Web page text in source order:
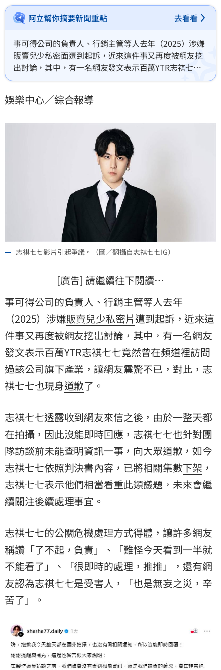
阿立幫你摘要新聞重點 去看看
事可得公司的負責人、行銷主管等人去年（2025）涉嫌
販賣兒少私密面遭到起訴，近來這件事又再度被網友挖
出討論，其中，有一名網友發文表示百萬YTR志祺七七
竟然曾在頻道裡訪問過該公司，讓網友呼籲震驚不已，
片。蔡佩伶報導
娛樂中心／綜合報導
志祺七七影片引起爭議。（圖／翻攝自志祺七七IG）
[廣告] 請繼續往下閱讀…
事可得公司的負責人、行銷主管等人去年
（2025）涉嫌販賣兒少私密片遭到起訴，近來這
件事又再度被網友挖出討論，其中，有一名網友
發文表示百萬YTR志祺七七竟然曾在頻道裡訪問
過該公司旗下產業，讓網友震驚不已，對此，志
祺七七也現身道歉了。
志祺七七透露收到網友來信之後，由於一整天都
在拍攝，因此沒能即時回應，志祺七七也針對團
隊訪談前未能查明資訊一事，向大眾道歉，如今
志祺七七依照判決書內容，已將相關集數下架 ，
志祺七七表示他們相當看重此類議題，未來會繼
續關注後續處理事宜。
志祺七七的公關危機處理方式得體，讓許多網友
稱讚「了不起，負責」、「難怪今天看到一半就
不能看了」、「很即時的處理，推推」，還有網
友認為志祺七七是受害人，「也是無妄之災，辛
苦了」。